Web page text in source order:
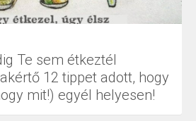
Te sem étkeztél
12 tippet adott, hogy
mit!) egyél helyesen!